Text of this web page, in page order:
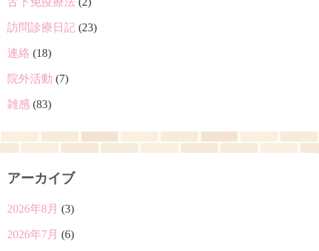
訪問診療日記 (23)
連絡 (18)
院外活動 (7)
雑感 (83)
アーカイブ
2026年8月 (3)
2026年7月 (6)